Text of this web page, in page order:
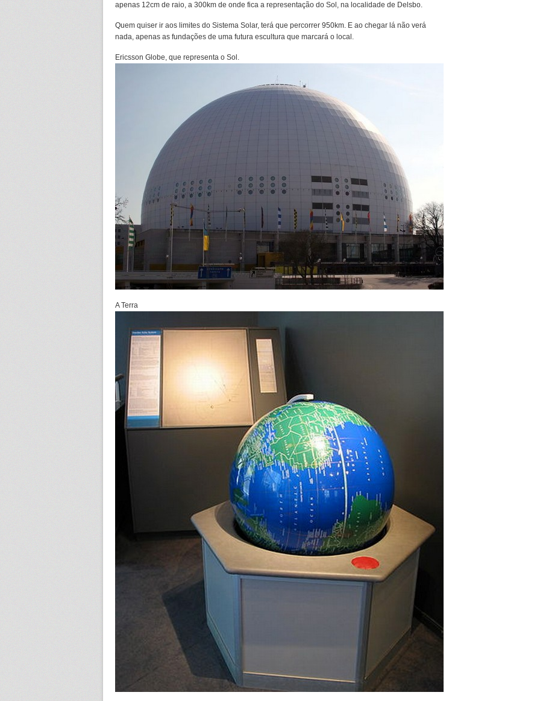
apenas 12cm de raio, a 300km de onde fica a representação do Sol, na localidade de Delsbo.
Quem quiser ir aos limites do Sistema Solar, terá que percorrer 950km. E ao chegar lá não verá
nada, apenas as fundações de uma futura escultura que marcará o local.
Ericsson Globe, que representa o Sol.
A Terra